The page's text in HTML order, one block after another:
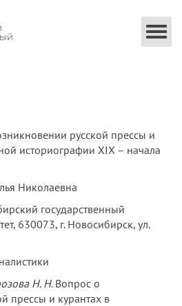
русской прессы и
историографии XIX – начала
Николаевна
государственный
630073, г. Новосибирск, ул.
Н. Н. Вопрос о
прессы и курантах в